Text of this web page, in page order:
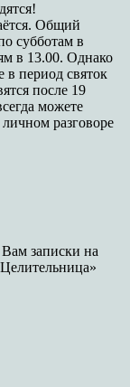
Общий
субботам в
в 13.00. Однако
период святок
после 19
можете
разговоре
записки на